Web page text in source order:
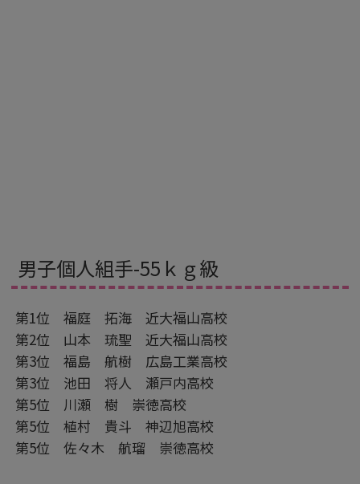
男子個人組手-55ｋｇ級
第1位 福庭 拓海 近大福山高校
第2位 山本 琉聖 近大福山高校
第3位 福島 航樹 広島工業高校
第3位 池田 将人 瀬戸内高校
第5位 川瀬 樹 崇徳高校
第5位 植村 貴斗 神辺旭高校
第5位 佐々木 航瑠 崇徳高校